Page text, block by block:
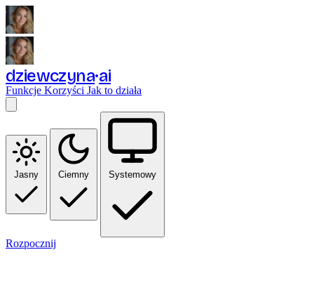
dziewczyna ai
Funkcje Korzyści Jak to działa
Jasny Ciemny Systemowy
Rozpocznij